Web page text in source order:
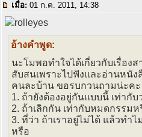
เมื่อ: 01 ก.ค. 2011, 14:38
อ้างคำพูด:
นะโมพอทำใจได้เกี่ยวกับเรื่อง
สับสนเพราะไปฟังและอ่านหนั
คนละบ้าน ขอรบกวนถามน่ะคะ
1. ถ้ายังต้องอยู่กันแบบนี้ เท่ากั
2. ถ้าเลิกกัน เท่ากับหมดกรรม
3. ที่ว่า ถ้าเราอยู่ไม่ได้ แล้วทำ
หรือ